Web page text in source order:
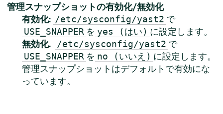
管理スナップショットの有効化/無効化
有効化: /etc/sysconfig/yast2 で
USE_SNAPPER を yes (はい) に設定します。
無効化.
/etc/sysconfig/yast2 で
USE_SNAPPER を no (いいえ) に設定します。
管理スナップショットはデフォルトで有効にな
っています。